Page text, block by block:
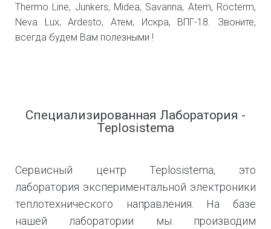
Thermo Line, Junkers, Midea, Savanna, Atem, Rocterm,
Neva Lux, Ardesto, Атем, Искра, ВПГ-18. Звоните,
всегда будем Вам полезными !
Специализированная Лаборатория -
Teplosistema
Сервисный центр Teplosistema, это
лаборатория экспериментальной электроники
теплотехнического направления. На базе
нашей лаборатории мы производим